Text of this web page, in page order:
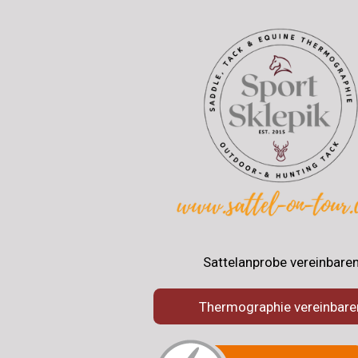
Sattelanprobe
Thermographie